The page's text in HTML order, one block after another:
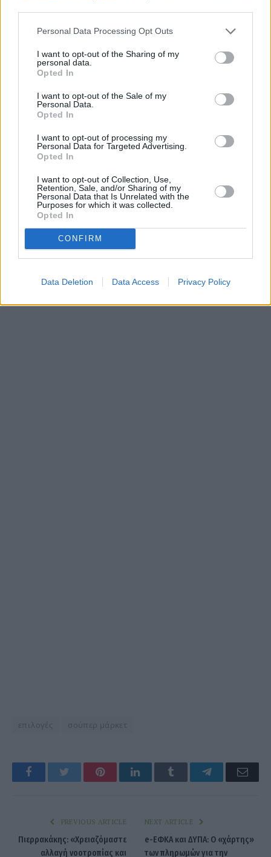
Personal Data Processing Opt Outs
I want to opt-out of the Sharing of my
personal data.
Opted In
I want to opt-out of the Sale of my
Personal Data.
Opted In
I want to opt-out of processing my
Personal Data for Targeted Advertising.
Opted In
I want to opt-out of Collection, Use,
Retention, Sale, and/or Sharing of my
Personal Data that Is Unrelated with the
Purposes for which it was collected.
Opted In
CONFIRM
Data Deletion Data Access Privacy Policy
επιλογές σούπερ μάρκετ
Facebook Twitter PinterestLinkedIn Tumblr Telegram
PREVIOUS ARTICLE
Πιερρακάκης: «Χρειαζόμαστε
αλλαγή νοοτροπίας και
NEXT ARTICLE
e-ΕΦΚΑ και ΔΥΠΑ: Ο «χάρτης»
των πληρωμών για την